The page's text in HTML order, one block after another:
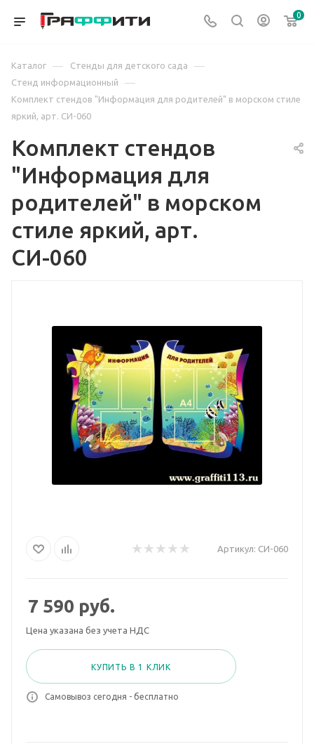
0
Каталог — Стенды для детского сада —
Стенд информационный —
Комплект стендов "Информация для родителей" в морском стиле
яркий, арт. СИ-060
Комплект стендов
"Информация для
родителей" в морском
стиле яркий, арт.
СИ-060
Артикул: СИ-060
7 590 руб.
Цена указана без учета НДС
КУПИТЬ В 1 КЛИК
Самовывоз сегодня - бесплатно